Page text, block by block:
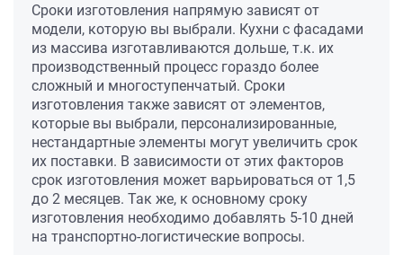
Сроки изготовления напрямую зависят от
модели, которую вы выбрали. Кухни с фасадами
из массива изготавливаются дольше, т.к. их
производственный процесс гораздо более
сложный и многоступенчатый. Сроки
изготовления также зависят от элементов,
которые вы выбрали, персонализированные,
нестандартные элементы могут увеличить срок
их поставки. В зависимости от этих факторов
срок изготовления может варьироваться от 1,5
до 2 месяцев. Так же, к основному сроку
изготовления необходимо добавлять 5-10 дней
на транспортно-логистические вопросы.